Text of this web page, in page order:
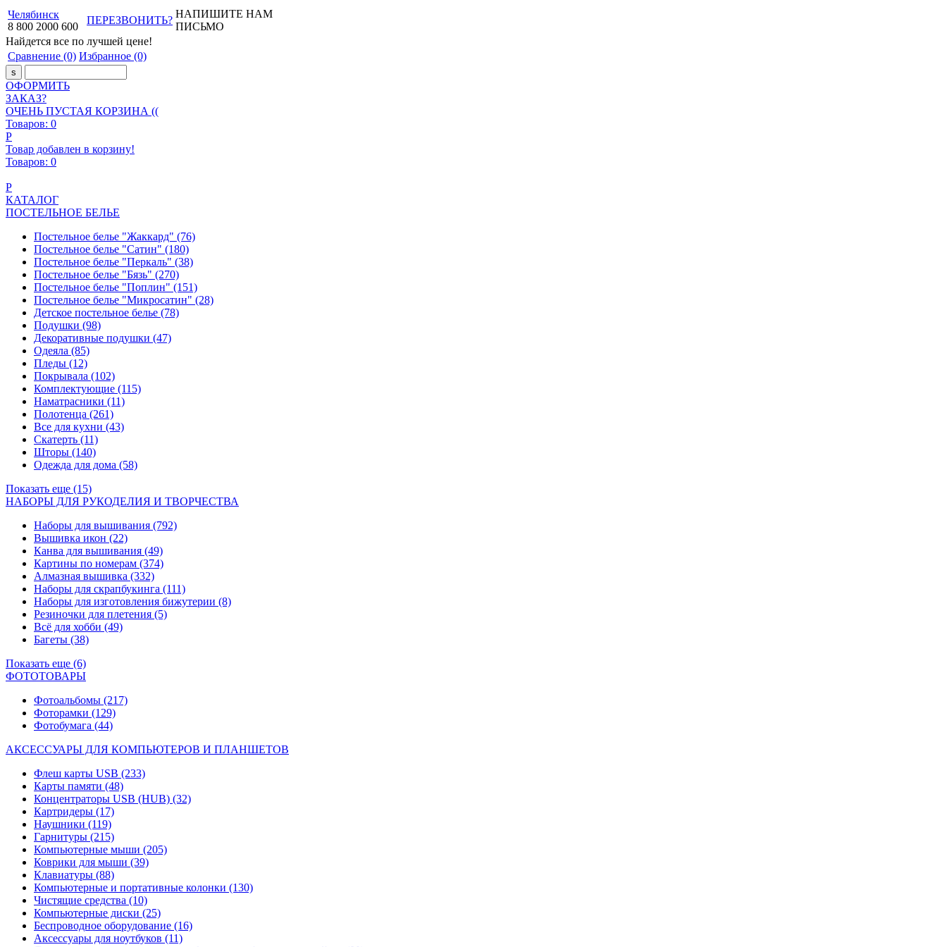
Челябинск
8 800 2000 600
ПЕРЕЗВОНИТЬ?
НАПИШИТЕ НАМ
ПИСЬМО
Найдется все по лучшей цене!
Сравнение (0) Избранное (0)
ОФОРМИТЬ
ЗАКАЗ?
ОЧЕНЬ ПУСТАЯ КОРЗИНА ((
Товаров: 0
Р
Товар добавлен в корзину!
Товаров: 0
Р
КАТАЛОГ
ПОСТЕЛЬНОЕ БЕЛЬЕ
Постельное белье "Жаккард" (76)
Постельное белье "Сатин" (180)
Постельное белье "Перкаль" (38)
Постельное белье "Бязь" (270)
Постельное белье "Поплин" (151)
Постельное белье "Микросатин" (28)
Детское постельное белье (78)
Подушки (98)
Декоративные подушки (47)
Одеяла (85)
Пледы (12)
Покрывала (102)
Комплектующие (115)
Наматрасники (11)
Полотенца (261)
Все для кухни (43)
Скатерть (11)
Шторы (140)
Одежда для дома (58)
Показать еще (15)
НАБОРЫ ДЛЯ РУКОДЕЛИЯ И ТВОРЧЕСТВА
Наборы для вышивания (792)
Вышивка икон (22)
Канва для вышивания (49)
Картины по номерам (374)
Алмазная вышивка (332)
Наборы для скрапбукинга (111)
Наборы для изготовления бижутерии (8)
Резиночки для плетения (5)
Всё для хобби (49)
Багеты (38)
Показать еще (6)
ФОТОТОВАРЫ
Фотоальбомы (217)
Фоторамки (129)
Фотобумага (44)
АКСЕССУАРЫ ДЛЯ КОМПЬЮТЕРОВ И ПЛАНШЕТОВ
Флеш карты USB (233)
Карты памяти (48)
Концентраторы USB (HUB) (32)
Картридеры (17)
Наушники (119)
Гарнитуры (215)
Компьютерные мыши (205)
Коврики для мыши (39)
Клавиатуры (88)
Компьютерные и портативные колонки (130)
Чистящие средства (10)
Компьютерные диски (25)
Беспроводное оборудование (16)
Аксессуары для ноутбуков (11)